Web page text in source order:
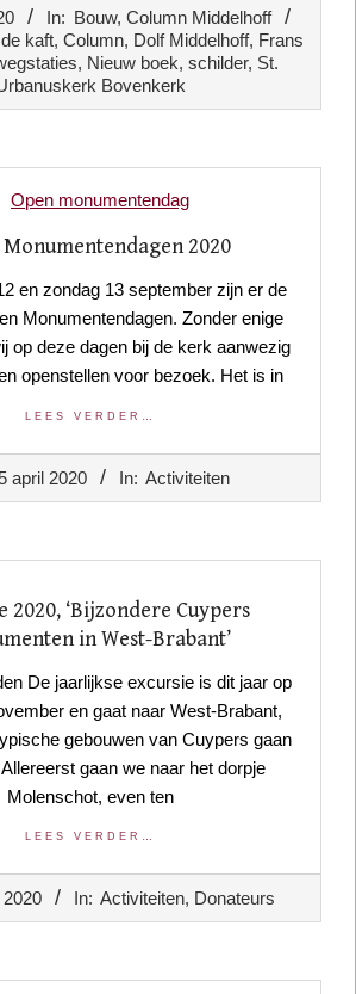
In: Bouw, Column Middelhoff
kaft, Column, Dolf Middelhoff, Frans
, Nieuw boek, schilder, St.
Bovenkerk
Monumentendagen 2020
en zondag 13 september zijn er de
Monumentendagen. Zonder enige
op deze dagen bij de kerk aanwezig
openstellen voor bezoek. Het is in
LEES VERDER…
april 2020 In: Activiteiten
2020, ‘Bijzondere Cuypers
in West-Brabant’
De jaarlijkse excursie is dit jaar op
en gaat naar West-Brabant,
gebouwen van Cuypers gaan
gaan we naar het dorpje
Molenschot, even ten
LEES VERDER…
2020 In: Activiteiten, Donateurs